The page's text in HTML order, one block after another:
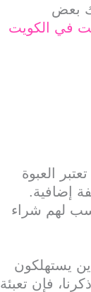
بعض
في الكويت
العبوة
إضافية.
لهم شراء
يستهلكون
فإن تعبئة